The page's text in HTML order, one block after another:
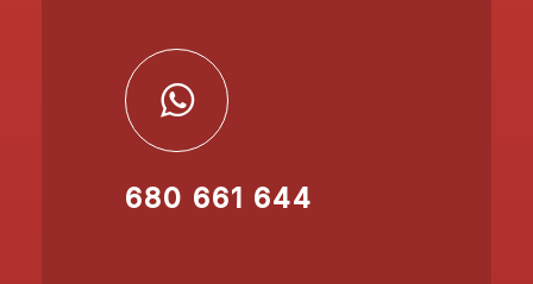
680 661 644